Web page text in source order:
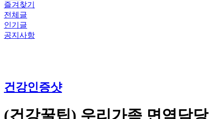
즐겨찾기
전체글
인기글
공지사항
건강인증샷
(건강꿀팁) 우리가족 면역담당